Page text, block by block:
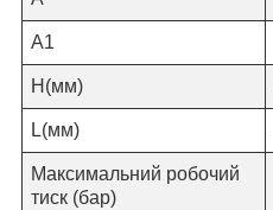
А1
H (мм)
L(мм)
Максимальний робочий
тиск (бар)